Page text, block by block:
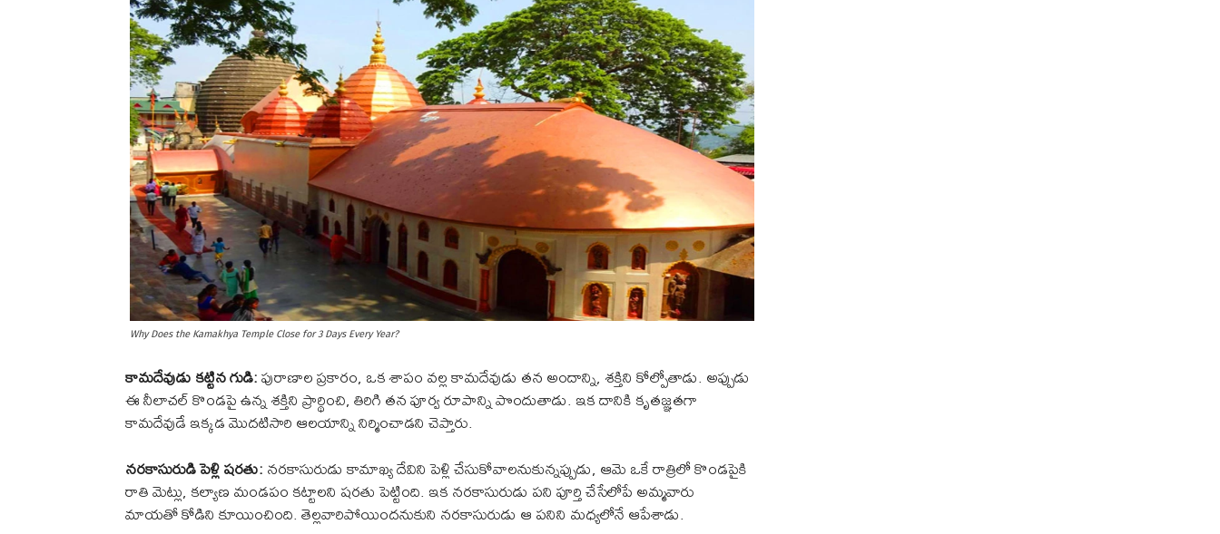
Why Does the Kamakhya Temple Close for 3 Days Every Year?
కామదేవుడు కట్టిన గుడి:పురాణాల ప్రకారం, ఒక శాపం వల్ల కామదేవుడు తన అందాన్ని, శక్తిని కోల్పోతాడు. అప్పుడు
ఈ నీలాచల్ కొండపై ఉన్న శక్తిని ప్రార్థించి, తిరిగి తన పూర్వ రూపాన్ని పొందుతాడు. ఇక దానికి కృతజ్ఞతగా
కామదేవుడే ఇక్కడ మొదటిసారి ఆలయాన్ని నిర్మించాడని చెప్తారు.
నరకాసురుడి పెళ్లి షరతు:నరకాసురుడు కామాఖ్య దేవిని పెళ్లి చేసుకోవాలనుకున్నప్పుడు, ఆమె ఒకే రాత్రిలో కొండపైకి
రాతి మెట్లు, కల్యాణ మండపం కట్టాలని షరతు పెట్టింది. ఇక నరకాసురుడు పని పూర్తి చేసేలోపే అమ్మవారు
మాయతో కోడిని కూయించింది. తెల్లవారిపోయిందనుకుని నరకాసురుడు ఆ పనిని మధ్యలోనే ఆపేశాడు.